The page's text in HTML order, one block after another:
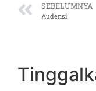
SEBELUMNYA
Audensi